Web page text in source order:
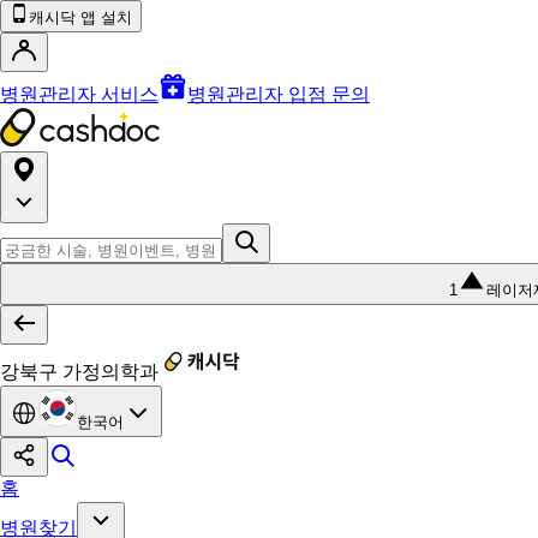
캐시닥 앱 설치
병원관리자 서비스 병원관리자 입점 문의
1 레이저
강북구 가정의학과
한국어
홈
병원찾기